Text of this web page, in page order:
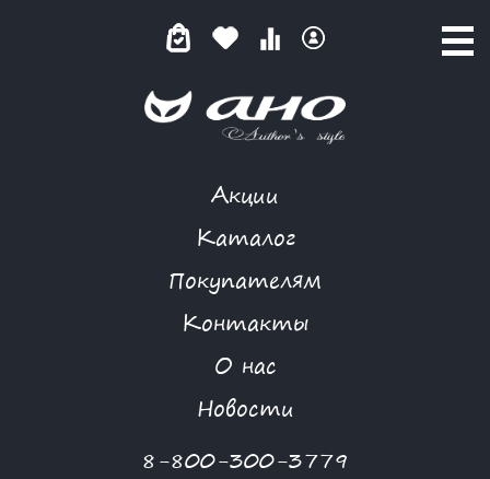
Акции
Каталог
Покупателям
Контакты
О нас
Новости
8-800-300-3779
КАТАЛОГ ТОВАРОВ